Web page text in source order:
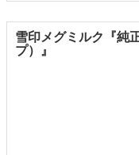
雪印メグミルク『純
プ）』